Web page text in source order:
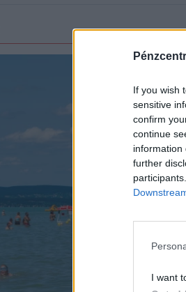
If you wish
sensitive
confirm
continue
information
further
I want